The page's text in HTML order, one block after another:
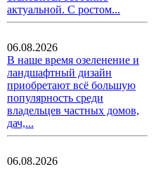
актуальной. С ростом...
06.08.2026
В наше время озеленение и
ландшафтный дизайн
приобретают всё большую
популярность среди
владельцев частных домов,
дач,...
06.08.2026